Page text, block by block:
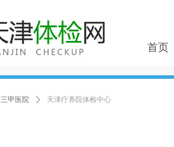
首页
三甲医院 ꄲ 天津疗养院体检中心